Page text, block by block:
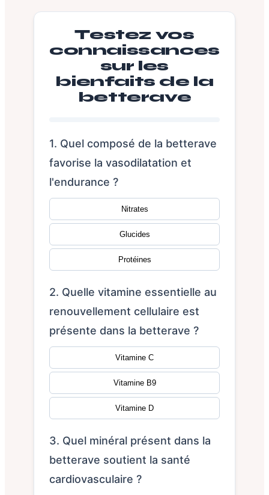
Testez vos
connaissances
sur les
bienfaits de la
betterave
1. Quel composé de la betterave
favorise la vasodilatation et
l'endurance ?
Nitrates
Glucides
Protéines
2. Quelle vitamine essentielle au
renouvellement cellulaire est
présente dans la betterave ?
Vitamine C
Vitamine B9
Vitamine D
3. Quel minéral présent dans la
betterave soutient la santé
cardiovasculaire ?